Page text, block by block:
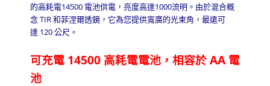
的高耗電14500 電池供電，亮度高達1000流明。由於混合概
念TIR和菲涅爾透鏡，它為您提供寬廣的光束角，最遠可
達 120公尺。
可充電 14500 高耗電電池，相容於 AA 電
池